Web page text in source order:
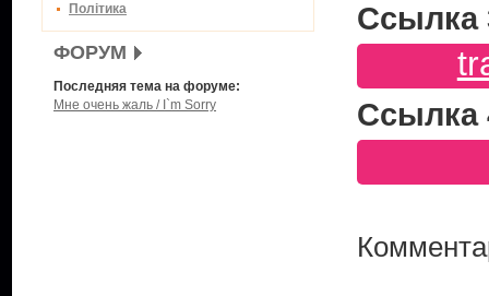
Політика
ФОРУМ
Последняя тема на форуме:
Мне очень жаль / I`m Sorry
Ссылка
Ссылка